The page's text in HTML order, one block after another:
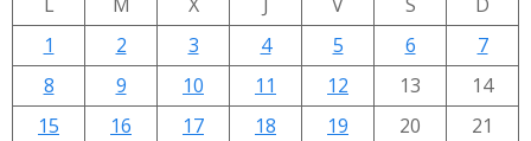
1
2 3 4 5 6
7
8
9 10 11 12 13
14
15
16 17 18 19 20
21